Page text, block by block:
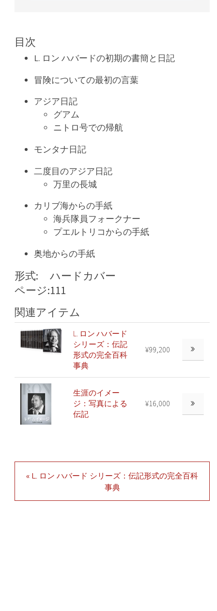
目次
L. ロン ハバードの初期の書簡と日記
冒険についての最初の言葉
アジア日記
グアム
ニトロ号での帰航
モンタナ日記
二度目のアジア日記
万里の長城
カリブ海からの手紙
海兵隊員フォークナー
プエルトリコからの手紙
奥地からの手紙
形式:
ハードカバー
ページ:111
関連アイテム
L. ロン ハバード
シリーズ：伝記
形式の完全百科
事典
¥99,200
生涯のイメー
ジ：写真による
伝記
¥16,000
« L. ロン ハバード シリーズ：伝記形式の完全百科
事典